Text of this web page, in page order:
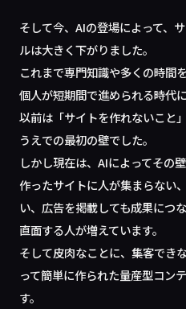
そして今、AIの登場によって、
ルは大きく下がりました。
これまで専門知識や多くの時間
個人が短期間で進められる時代
以前は「サイトを作れないこと
うえでの最初の壁でした。
しかし現在は、AIによってその
作ったサイトに人が集まらない
い、広告を掲載しても成果につ
直面する人が増えています。
そして皮肉なことに、集客でき
って簡単に作られた量産型コン
す。